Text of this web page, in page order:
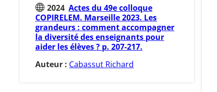
2024 Actes du 49e colloque
COPIRELEM. Marseille 2023. Les
grandeurs : comment accompagner
la diversité des enseignants pour
aider les élèves ? p. 207-217.
Auteur : Cabassut Richard